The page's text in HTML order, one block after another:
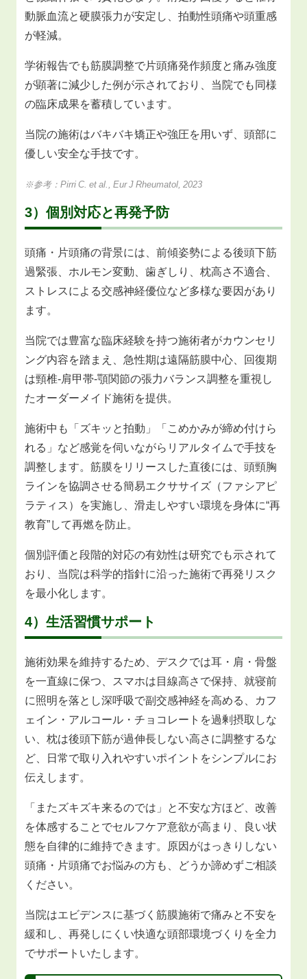
動脈血流と硬膜張力が安定し、拍動性頭痛や頭重感
が軽減。
学術報告でも筋膜調整で片頭痛発作頻度と痛み強度
が顕著に減少した例が示されており、当院でも同様
の臨床成果を蓄積しています。
当院の施術はバキバキ矯正や強圧を用いず、頭部に
優しい安全な手技です。
※参考：Pirri C. et al., Eur J Rheumatol, 2023
3）個別対応と再発予防
頭痛・片頭痛の背景には、前傾姿勢による後頭下筋
過緊張、ホルモン変動、歯ぎしり、枕高さ不適合、
ストレスによる交感神経優位など多様な要因があり
ます。
当院では豊富な臨床経験を持つ施術者がカウンセリ
ング内容を踏まえ、急性期は遠隔筋膜中心、回復期
は頸椎‐肩甲帯‐顎関節の張力バランス調整を重視し
たオーダーメイド施術を提供。
施術中も「ズキッと拍動」「こめかみが締め付けら
れる」など感覚を伺いながらリアルタイムで手技を
調整します。筋膜をリリースした直後には、頭頸胸
ラインを協調させる簡易エクササイズ（ファシアピ
ラティス）を実施し、滑走しやすい環境を身体に“再
教育”して再燃を防止。
個別評価と段階的対応の有効性は研究でも示されて
おり、当院は科学的指針に沿った施術で再発リスク
を最小化します。
4）生活習慣サポート
施術効果を維持するため、デスクでは耳・肩・骨盤
を一直線に保つ、スマホは目線高さで保持、就寝前
に照明を落とし深呼吸で副交感神経を高める、カフ
ェイン・アルコール・チョコレートを過剰摂取しな
い、枕は後頭下筋が過伸長しない高さに調整するな
ど、日常で取り入れやすいポイントをシンプルにお
伝えします。
「またズキズキ来るのでは」と不安な方ほど、改善
を体感することでセルフケア意欲が高まり、良い状
態を自律的に維持できます。原因がはっきりしない
頭痛・片頭痛でお悩みの方も、どうか諦めずご相談
ください。
当院はエビデンスに基づく筋膜施術で痛みと不安を
緩和し、再発しにくい快適な頭部環境づくりを全力
でサポートいたします。